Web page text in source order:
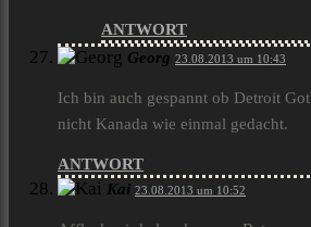
ANTWORT
Georg 23.08.2013 um 10:43
Ich bin auch gespannt ob Detroit
nicht Kanada wie einmal gedacht.
ANTWORT
Kai 23.08.2013 um 10:52